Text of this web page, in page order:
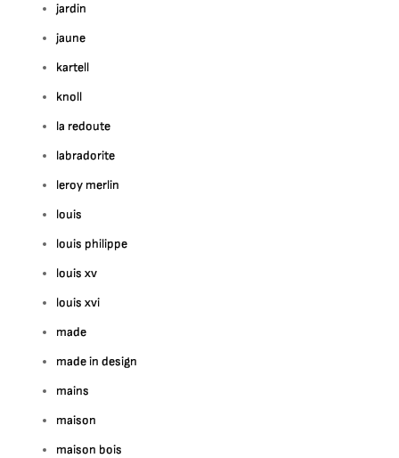
jardin
jaune
kartell
knoll
la redoute
labradorite
leroy merlin
louis
louis philippe
louis xv
louis xvi
made
made in design
mains
maison
maison bois